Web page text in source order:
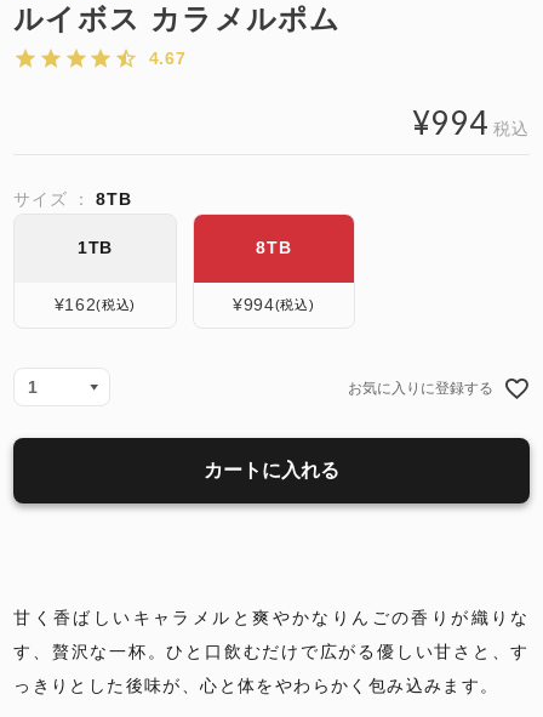
ルイボス カラメルポム
4.67
¥994 税込
サイズ 8TB
1TB
¥162 税込
8TB
¥994 税込
お気に入りに登録する
カートに入れる
甘く香ばしいキャラメルと爽やかなりんごの香りが織りな
す、贅沢な一杯。ひと口飲むだけで広がる優しい甘さと、す
っきりとした後味が、心と体をやわらかく包み込みます。